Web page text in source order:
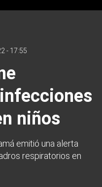
- 17:55
niños
emitió una alerta
respiratorios en